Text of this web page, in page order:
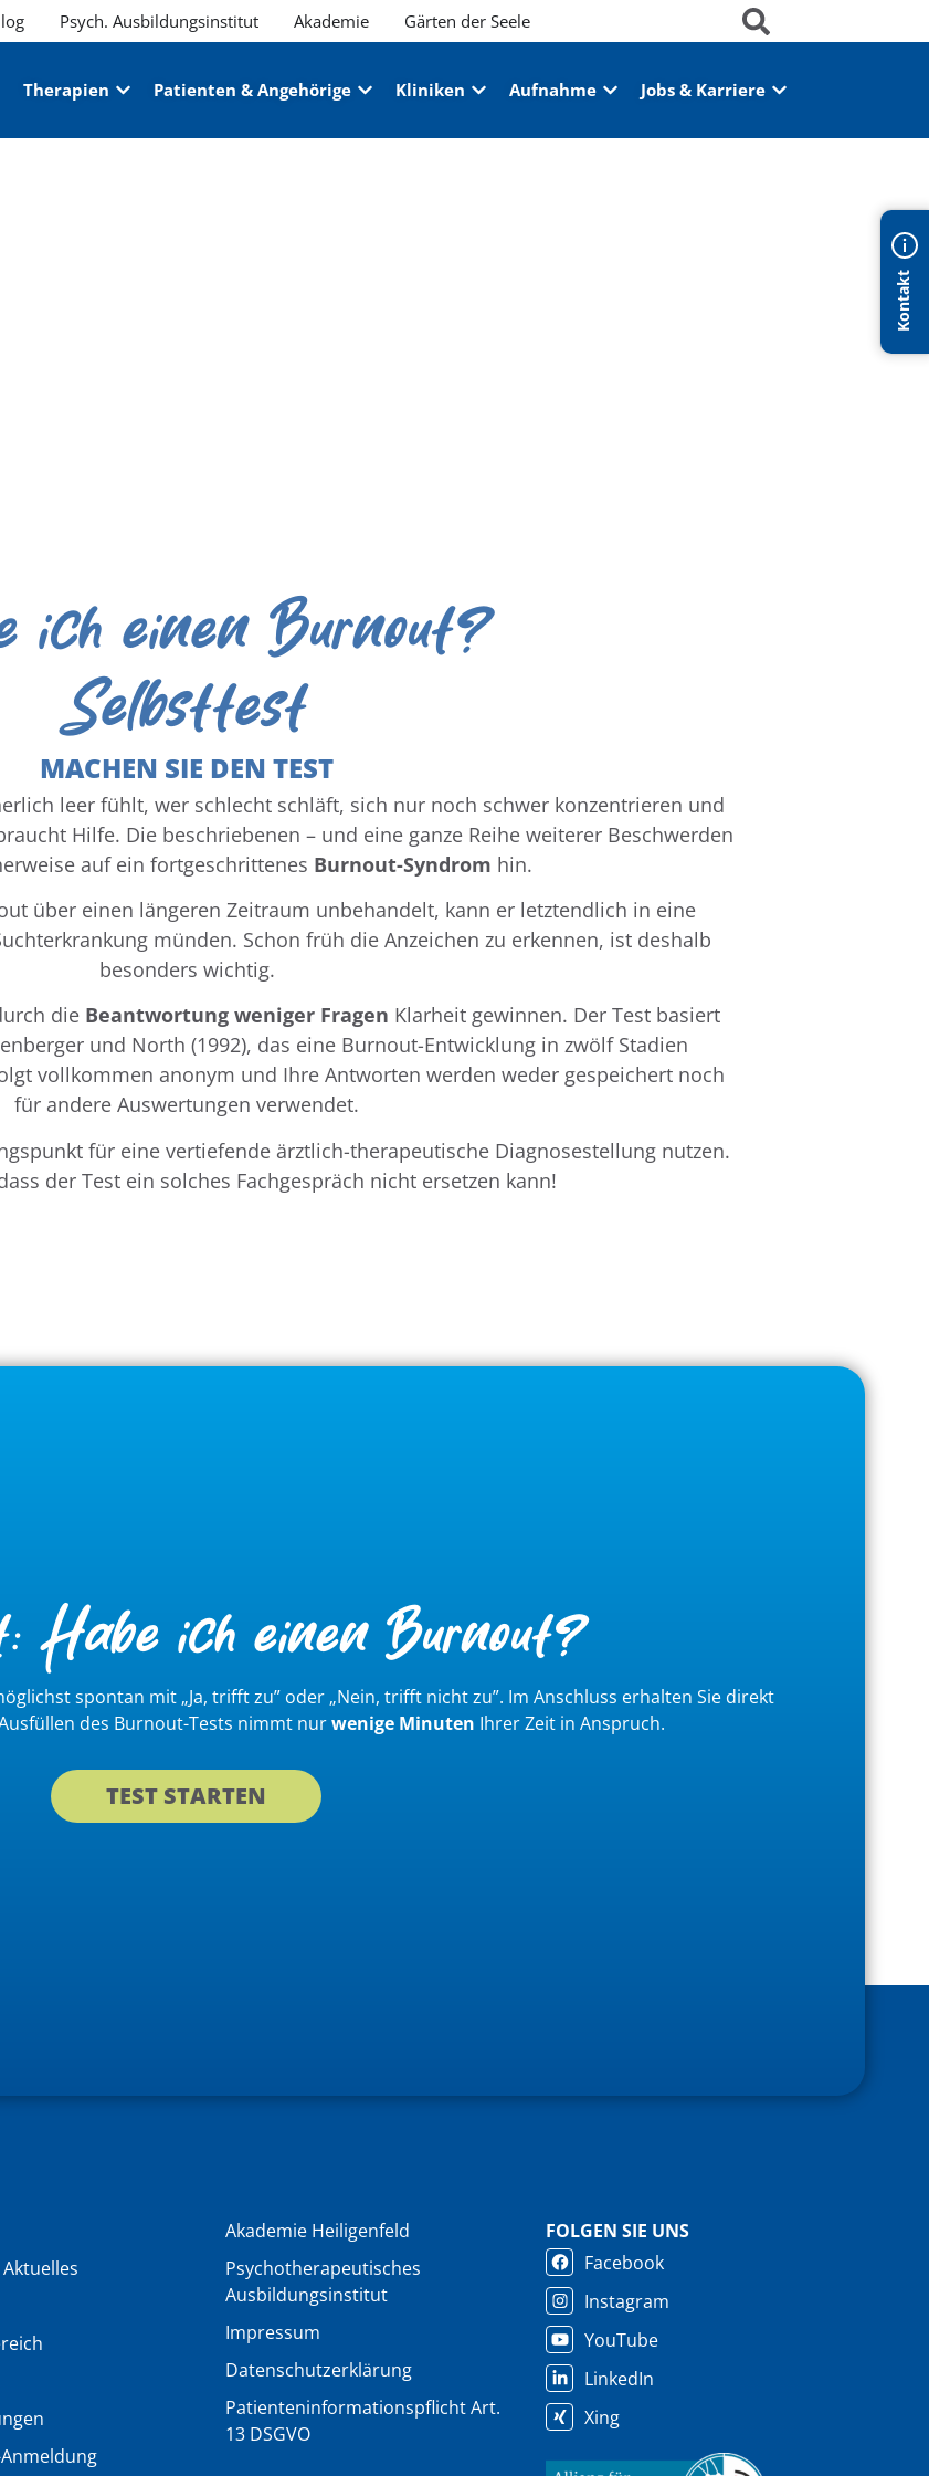
Kontakt
Psych. Ausbildungsinstitut Akademie Gärten der Seele
Therapien Patienten & Angehörige Kliniken Aufnahme Jobs & Karriere
ich einen Burnout?
Selbsttest
MACHEN SIE DEN TEST
leer fühlt, wer schlecht schläft, sich nur noch schwer konzentrieren und
Hilfe. Die beschriebenen – und eine ganze Reihe weiterer Beschwerden
auf ein fortgeschrittenes Burnout-Syndrom hin.
über einen längeren Zeitraum unbehandelt, kann er letztendlich in eine
münden. Schon früh die Anzeichen zu erkennen, ist deshalb
besonders wichtig.
die Beantwortung weniger Fragen Klarheit gewinnen. Der Test basiert
und North (1992), das eine Burnout-Entwicklung in zwölf Stadien
vollkommen anonym und Ihre Antworten werden weder gespeichert noch
für andere Auswertungen verwendet.
für eine vertiefende ärztlich-therapeutische Diagnosestellung nutzen.
der Test ein solches Fachgespräch nicht ersetzen kann!
Habe ich einen Burnout?
spontan mit „Ja, trifft zu” oder „Nein, trifft nicht zu”. Im Anschluss erhalten Sie direkt
des Burnout-Tests nimmt nurwenige Minuten Ihrer Zeit in Anspruch.
Akademie Heiligenfeld
Psychotherapeutisches
Ausbildungsinstitut
Impressum
Datenschutzerklärung
Patienteninformationspflicht Art.
13 DSGVO
FOLGEN SIE UNS
Facebook
Instagram
YouTube
LinkedIn
Xing